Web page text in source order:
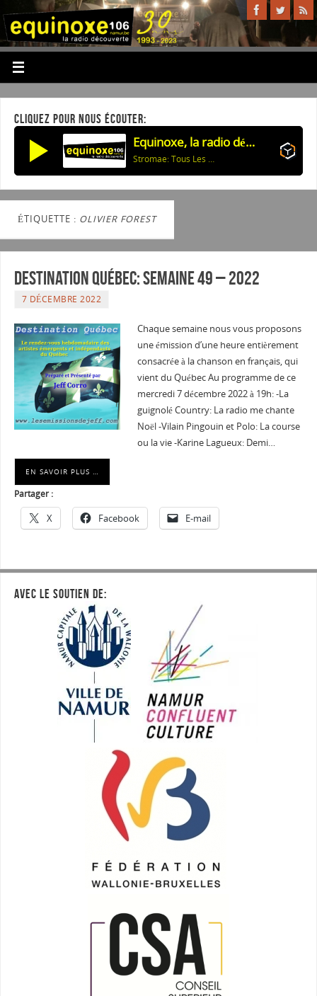
CLIQUEZ POUR NOUS ÉCOUTER:
Equinoxe, la radio découverte
Stromae: Tous Les Mêmes
ÉTIQUETTE : OLIVIER FOREST
Destination Québec: Semaine 49 – 2022
7 DÉCEMBRE 2022
Chaque semaine nous vous proposons
une émission d’une heure entièrement
consacrée à la chanson en français, qui
vient du Québec Au programme de ce
mercredi 7 décembre 2022 à 19h: -La
guignolé Country: La radio me chante
Noël -Vilain Pingouin et Polo: La course
ou la vie -Karine Lagueux: Demi…
EN SAVOIR PLUS …
Partager :
X Facebook E-mail
AVEC LE SOUTIEN DE: